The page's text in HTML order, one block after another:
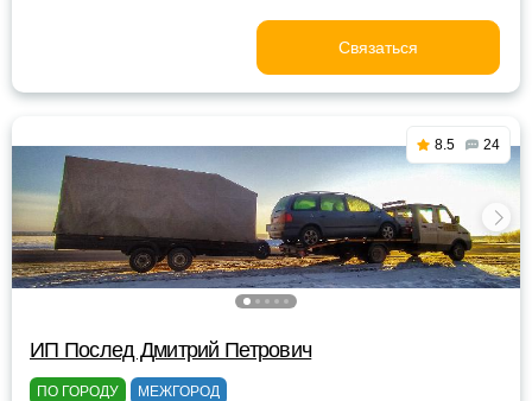
Связаться
8.5 24
ИП Послед Дмитрий Петрович
ПО ГОРОДУ МЕЖГОРОД